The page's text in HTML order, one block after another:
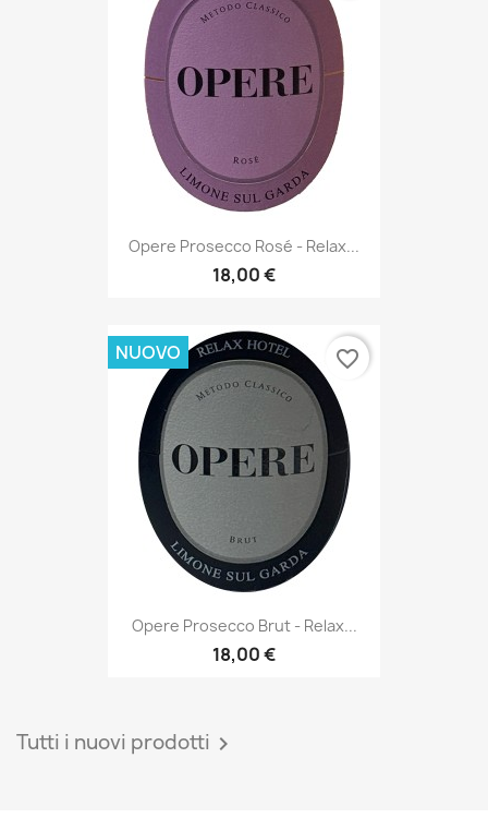
Opere Prosecco Rosé - Relax...
18,00 €
Opere Prosecco Brut - Relax...
18,00 €
NUOVO favorite_border
Tutti i nuovi prodotti 